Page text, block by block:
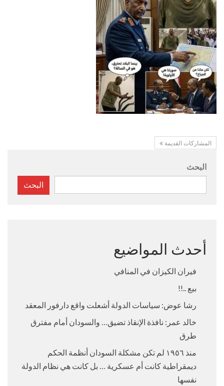
المشاركات القديمة
البحث
البحث
أحدث المواضيع
فيران الكيزان في المنافي
بيع ..!!
رشا عوض: سياسات الدولة أشعلت واقع دارفور المعقد
خالد عمر: نافذة الإنقاذ تضيق… والسودان أمام مفترق
طرق
منذ ١٩٥٦ لم تكن مشكلة السودان أنظمة الحكم
ديمقراطية كانت أم عسكرية … بل كانت هي نظام الدولة
نفسها